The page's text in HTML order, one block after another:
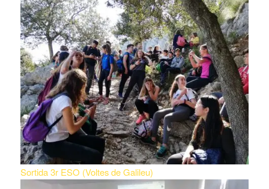
Sortida 3r ESO (Voltes de Galileu)